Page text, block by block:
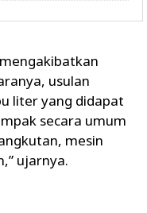
usulan
liter yang didapat
secara umum
mesin
ujarnya.